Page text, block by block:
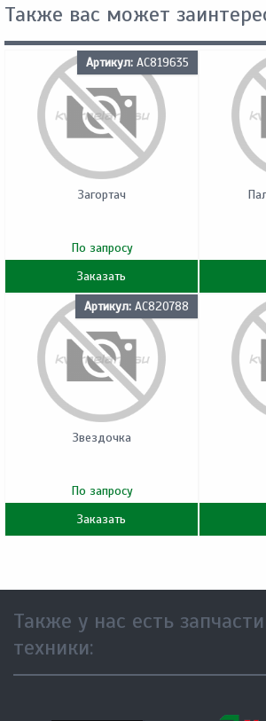
Также вас может
Артикул: AC819635
Загортач
По запросу
Заказать
Артикул: AC820788
Звездочка
По запросу
Заказать
Также у нас есть
техники: